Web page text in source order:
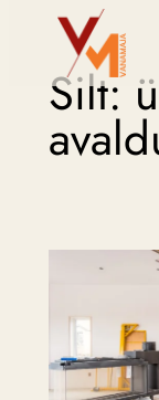
juurdeSilt: